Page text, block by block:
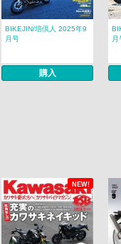
BIKEJIN/培倶人 2025年9
月号
購入
月
NEW!